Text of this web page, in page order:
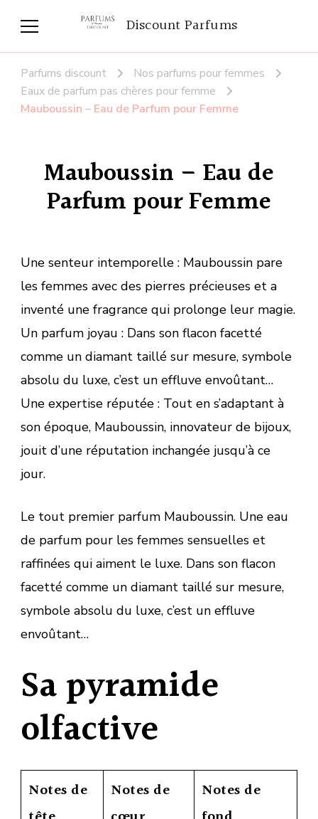
Discount Parfums
Parfums discount
Nos parfums pour femmes
Eaux de parfum pas chères pour femme
Mauboussin – Eau de Parfum pour Femme
Mauboussin – Eau de
Parfum pour Femme
Une senteur intemporelle : Mauboussin pare
les femmes avec des pierres précieuses et a
inventé une fragrance qui prolonge leur magie.
Un parfum joyau : Dans son flacon facetté
comme un diamant taillé sur mesure, symbole
absolu du luxe, c’est un effluve envoûtant…
Une expertise réputée : Tout en s’adaptant à
son époque, Mauboussin, innovateur de bijoux,
jouit d’une réputation inchangée jusqu’à ce
jour.
Le tout premier parfum Mauboussin. Une eau
de parfum pour les femmes sensuelles et
raffinées qui aiment le luxe. Dans son flacon
facetté comme un diamant taillé sur mesure,
symbole absolu du luxe, c’est un effluve
envoûtant…
Sa pyramide
olfactive
Notes de
Notes de
Notes de